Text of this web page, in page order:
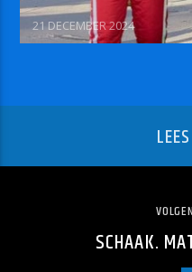
21 DECEMBER 2024
SCHAAK.